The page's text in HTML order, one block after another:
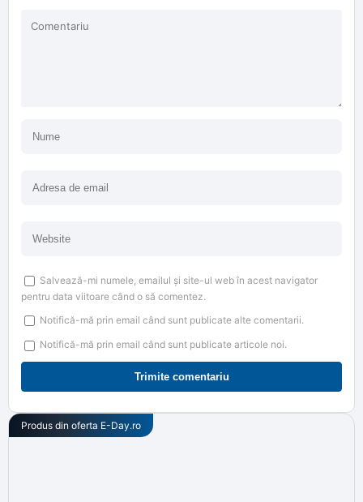
Salvează-mi numele, emailul și site-ul web în acest navigator
pentru data viitoare când o să comentez.
Notifică-mă prin email când sunt publicate alte comentarii.
Notifică-mă prin email când sunt publicate articole noi.
Produs din oferta E-Day.ro